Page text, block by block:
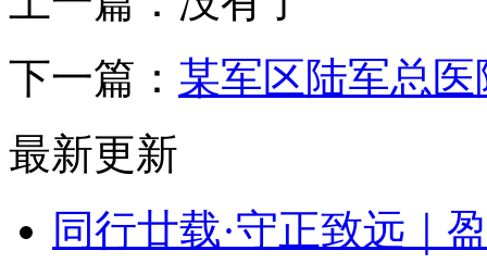
下一篇： 某军区陆军总医
最新更新
同行廿载·守正致远｜